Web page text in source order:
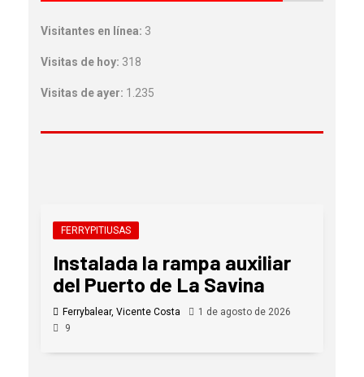
Visitantes en línea: 3
Visitas de hoy: 318
Visitas de ayer: 1.235
FERRYPITIUSAS
Instalada la rampa auxiliar
del Puerto de La Savina
Ferrybalear, Vicente Costa
1 de agosto de 2026
9